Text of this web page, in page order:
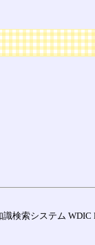
識検索システム